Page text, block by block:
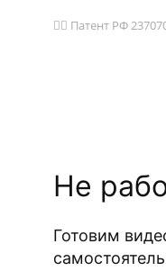
👨‍⚖️ Патент РФ
Не
Готовим